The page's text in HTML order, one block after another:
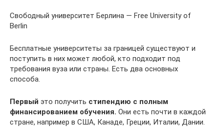
Свободный университет Берлина — Free University of
Berlin
Бесплатные университеты за границей существуют и
поступить в них может любой, кто подходит под
требования вуза или страны. Есть два основных
способа.
Первый это получить стипендию с полным
финансированием обучения. Они есть почти в каждой
стране, например в США, Канаде, Греции, Италии, Дании.